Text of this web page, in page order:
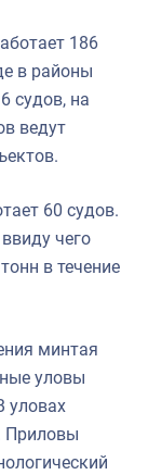
186
в районы
судов, на
ведут
60 судов.
чего
в течение
минтая
уловы
уловах
Приловы